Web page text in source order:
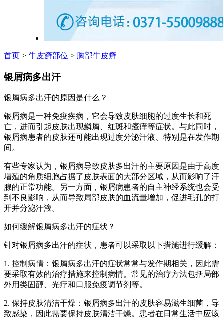
首页 > 牛皮癣部位 > 胸部牛皮癣
银屑病多出汗
银屑病多出汗的原因是什么？
银屑病是一种免疫疾病，它会导致皮肤细胞的过度生长和死
亡，进而引起皮肤出现鳞屑、红斑和瘙痒等症状。与此同时，
银屑病患者的皮肤还可能出现过度分泌汗液、特别是在发作期
间。
有些专家认为，银屑病导致皮肤多出汗的主要原因是由于高度
增殖的角质细胞占据了皮肤表面的大部分区域，从而影响了汗
腺的正常功能。另一方面，银屑病患者的自主神经系统也会受
到不良影响，从而导致局部皮肤的血流量增加，促进毛孔的打
开并分泌汗液。
如何缓解银屑病多出汗的症状？
针对银屑病多出汗的症状，患者可以采取以下措施进行缓解：
1. 控制病情：银屑病多出汗的症状常常与发作期相关，因此需
要采取有效的治疗措施来控制病情。常见的治疗方法包括局部
外用类固醇、光疗和口服免疫调节剂等。
2. 保持皮肤清洁干燥：银屑病多出汗的皮肤容易滋生细菌，导
致感染，因此需要保持皮肤清洁干燥。患者在日常生活中应该